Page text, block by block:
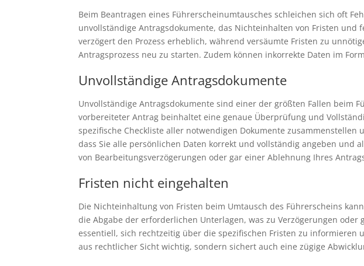
Beim Beantragen eines Führerscheinumtausches schleichen sich oft
unvollständige Antragsdokumente, das Nichteinhalten von Fristen
verzögert den Prozess erheblich, während versäumte Fristen zu
Antragsprozess neu zu starten. Zudem können inkorrekte Daten im
Unvollständige Antragsdokumente
Unvollständige Antragsdokumente sind einer der größten Fallen beim
vorbereiteter Antrag beinhaltet eine genaue Überprüfung und
spezifische Checkliste aller notwendigen Dokumente
dass Sie alle persönlichen Daten korrekt und vollständig angeben und
von Bearbeitungsverzögerungen oder gar einer Ablehnung Ihres
Fristen nicht eingehalten
Die Nichteinhaltung von Fristen beim Umtausch des Führerscheins
die Abgabe der erforderlichen Unterlagen, was zu Verzögerungen
essentiell, sich rechtzeitig über die spezifischen Fristen zu
aus rechtlicher Sicht wichtig, sondern sichert auch eine zügige